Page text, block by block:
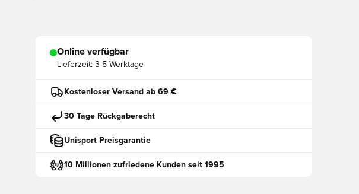
Online verfügbar
Lieferzeit: 3-5 Werktage
Kostenloser Versand ab 69 €
30 Tage Rückgaberecht
Unisport Preisgarantie
10 Millionen zufriedene Kunden seit 1995